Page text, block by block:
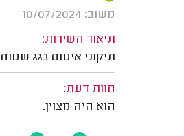
משוב: 10/07/2024
תיאור השירות:
תיקוני איטום בגג
חוות דעת:
הוא היה מצוין.